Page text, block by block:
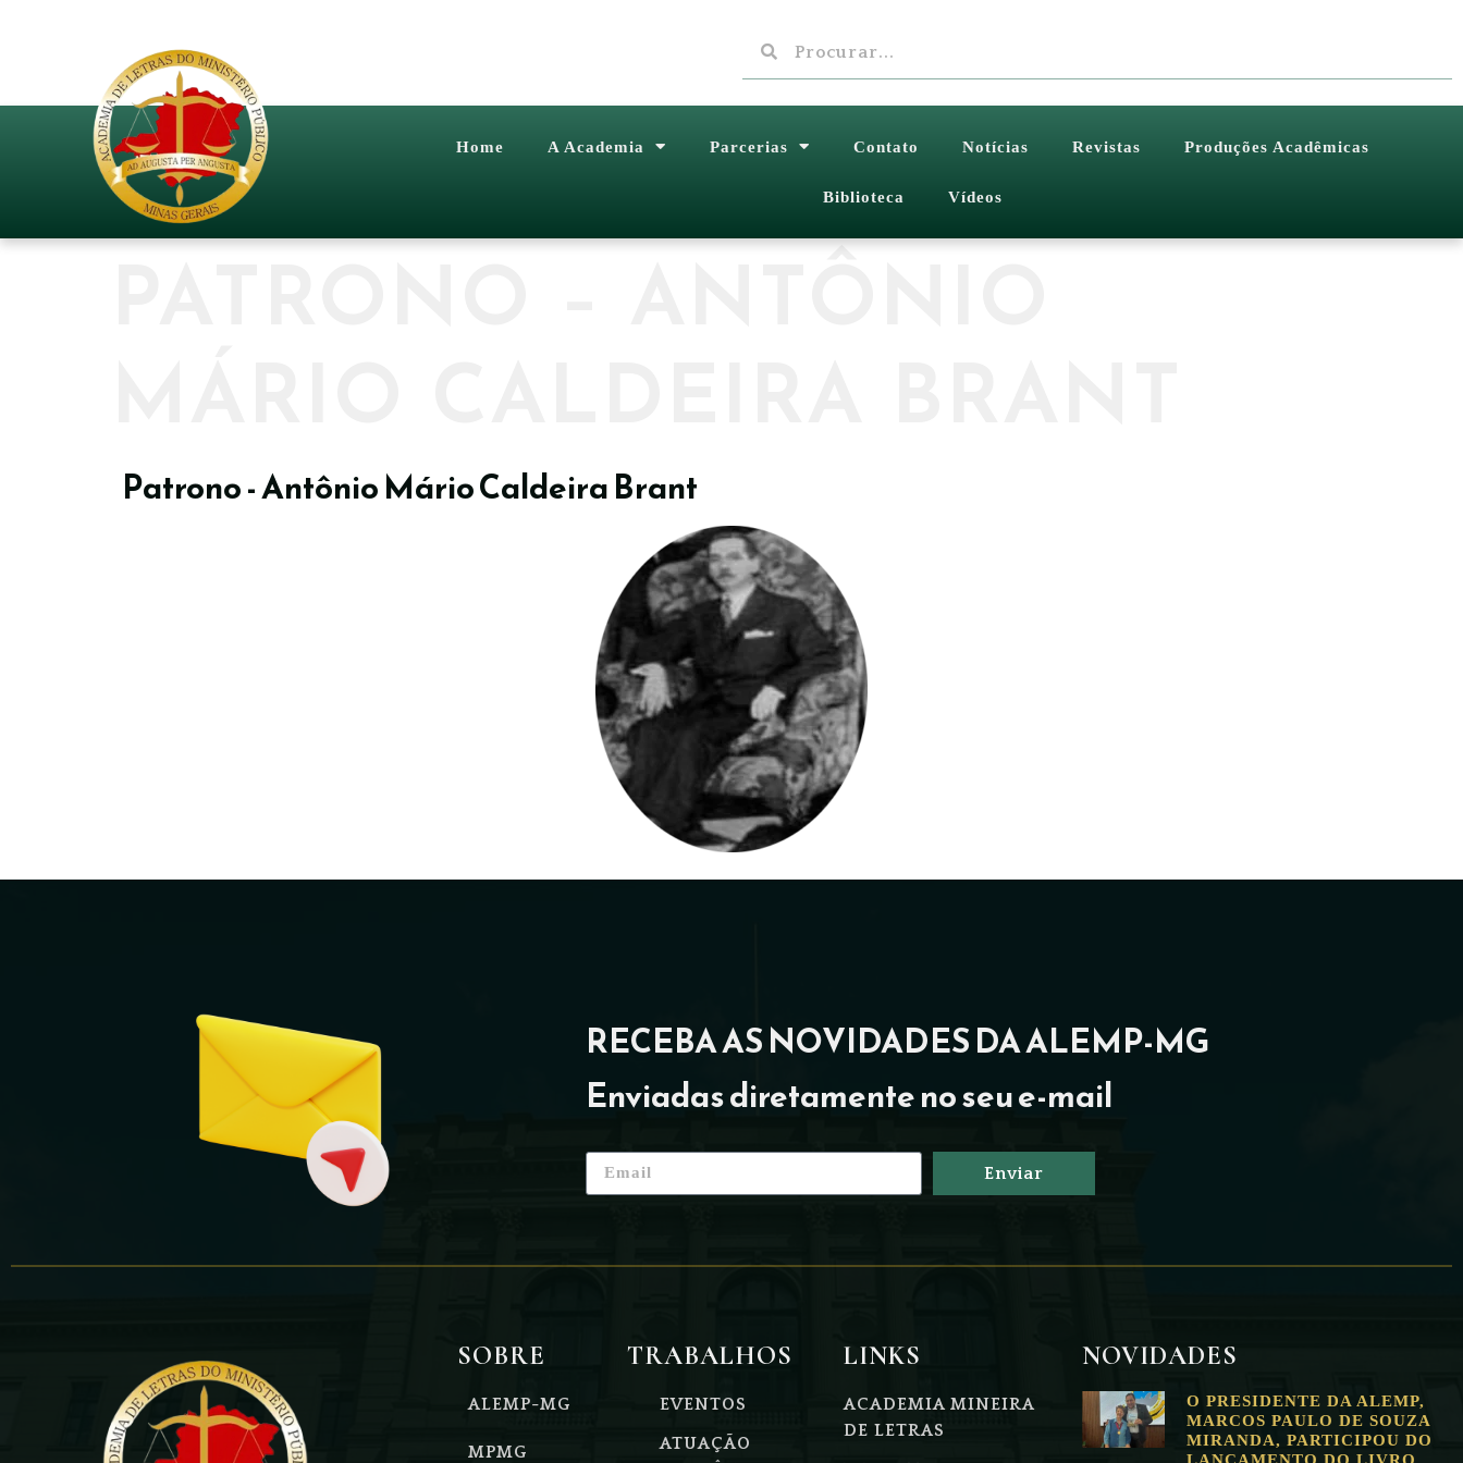
Home A Academia Parcerias Contato Notícias Revistas Produções Acadêmicas
Biblioteca Vídeos
Patrono - Antônio Mário Caldeira Brant
RECEBA AS NOVIDADES DA ALEMP-MG
Enviadas diretamente no seu e-mail
Enviar
SOBRE
ALEMP-MG
MPMG
TRABALHOS
EVENTOS
ATUAÇÃO
LINKS
ACADEMIA MINEIRA
DE LETRAS
NOVIDADES
O PRESIDENTE DA ALEMP,
MARCOS PAULO DE SOUZA
MIRANDA, PARTICIPOU DO